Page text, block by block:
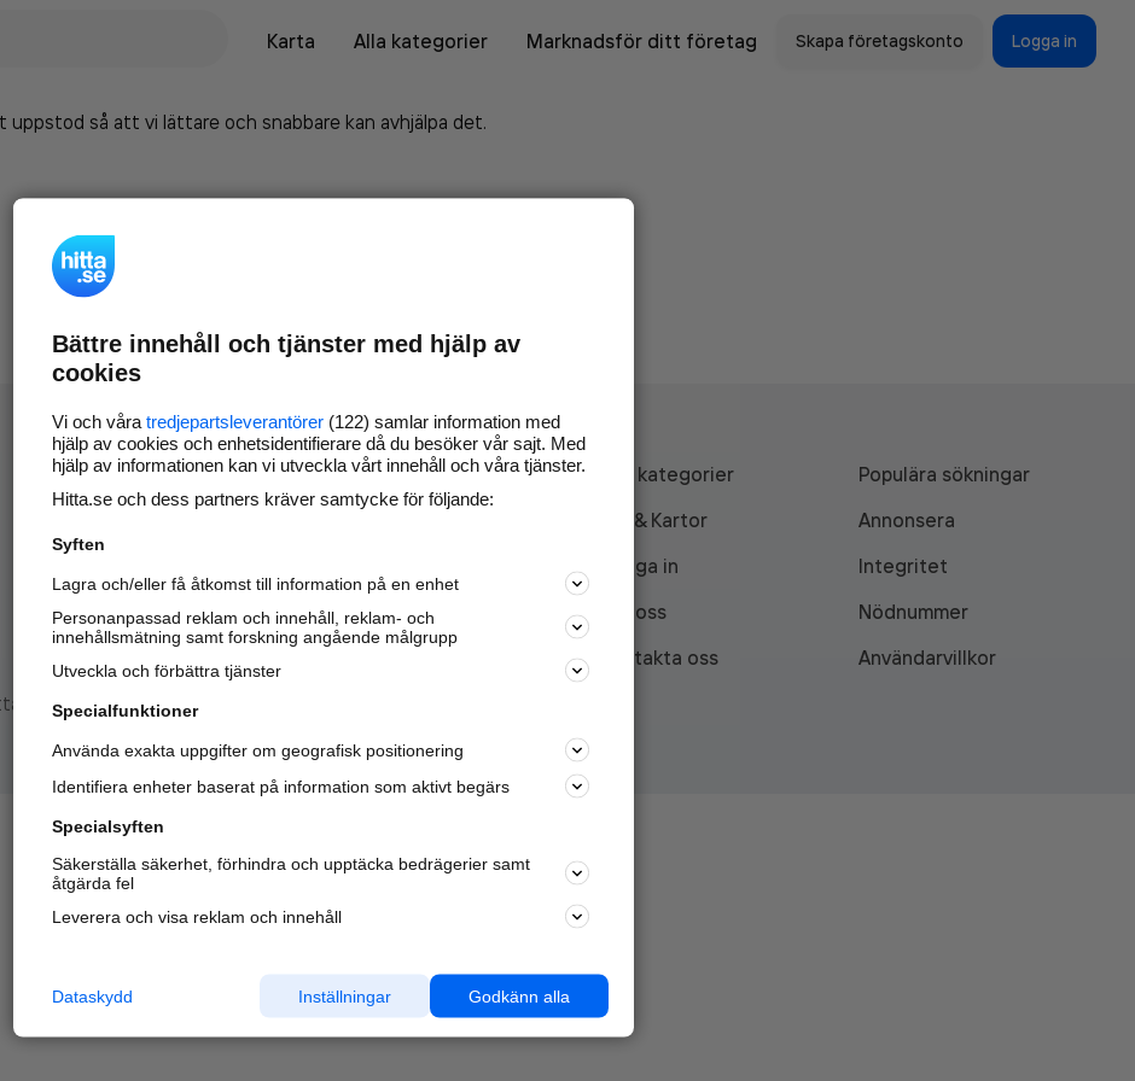
Karta
Alla kategorier Marknadsför ditt företag Skapa företagskonto Logga in
uppstod så att vi lättare och snabbare kan avhjälpa det.
Marknadsför företaget på
nya kunder och
samarbetspartners nära dig.
Läs mer här
Alla kategorier
Populära sökningar
API & Kartor
Annonsera
Logga in
Integritet
Om oss
Nödnummer
Kontakta oss
Användarvillkor
Bättre innehåll och tjänster med hjälp av
cookies
Vi och våra tredjepartsleverantörer (122) samlar information med
hjälp av cookies och enhetsidentifierare då du besöker vår sajt. Med
hjälp av informationen kan vi utveckla vårt innehåll och våra tjänster.
Hitta.se och dess partners kräver samtycke för följande:
Syften
Lagra och/eller få åtkomst till information på en enhet
Personanpassad reklam och innehåll, reklam- och
innehållsmätning samt forskning angående målgrupp
Utveckla och förbättra tjänster
Specialfunktioner
Använda exakta uppgifter om geografisk positionering
Identifiera enheter baserat på information som aktivt begärs
Specialsyften
Säkerställa säkerhet, förhindra och upptäcka bedrägerier samt
åtgärda fel
Leverera och visa reklam och innehåll
Godkänn alla
Inställningar
Dataskydd